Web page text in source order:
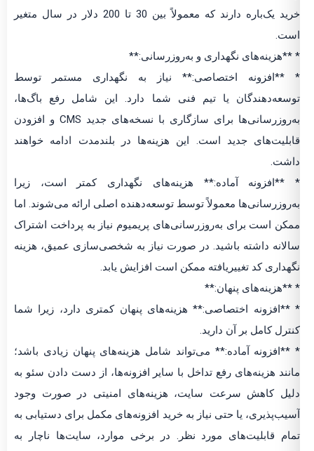
خرید یک‌باره دارند که معمولاً بین 30 تا 200 دلار در سال متغیر
است.
* **هزینه‌های نگهداری و به‌روزرسانی:**
* **افزونه اختصاصی:** نیاز به نگهداری مستمر توسط
توسعه‌دهندگان یا تیم فنی شما دارد. این شامل رفع باگ‌ها،
به‌روزرسانی‌ها برای سازگاری با نسخه‌های جدید CMS و افزودن
قابلیت‌های جدید است. این هزینه‌ها در بلندمدت ادامه خواهند
داشت.
* **افزونه آماده:** هزینه‌های نگهداری کمتر است، زیرا
به‌روزرسانی‌ها معمولاً توسط توسعه‌دهنده اصلی ارائه می‌شوند. اما
ممکن است برای به‌روزرسانی‌های پریمیوم نیاز به پرداخت اشتراک
سالانه داشته باشید. در صورت نیاز به شخصی‌سازی عمیق، هزینه
نگهداری کد تغییریافته ممکن است افزایش یابد.
* **هزینه‌های پنهان:**
* **افزونه اختصاصی:** هزینه‌های پنهان کمتری دارد، زیرا شما
کنترل کامل بر آن دارید.
* **افزونه آماده:** می‌تواند شامل هزینه‌های پنهان زیادی باشد؛
مانند هزینه‌های رفع تداخل با سایر افزونه‌ها، از دست دادن سئو به
دلیل کاهش سرعت سایت، هزینه‌های امنیتی در صورت وجود
آسیب‌پذیری، یا حتی نیاز به خرید افزونه‌های مکمل برای دستیابی به
تمام قابلیت‌های مورد نظر. در برخی موارد، سایت‌ها ناچار به